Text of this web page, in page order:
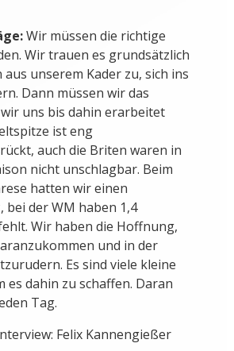
Wir müssen die richtige
Wir trauen es grundsätzlich
unserem Kader zu, sich ins
Dann müssen wir das
uns bis dahin erarbeitet
ist eng
auch die Briten waren in
nicht unschlagbar. Beim
hatten wir einen
bei der WM haben 1,4
Wir haben die Hoffnung,
und in der
Es sind viele kleine
es dahin zu schaffen. Daran
Tag.
Felix Kannengießer